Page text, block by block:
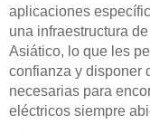
aplicaciones
una infraestructura
Asiático, lo que les
confianza y disponer
necesarias para
eléctricos siempre